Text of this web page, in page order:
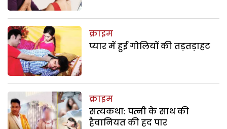
क्राइम
प्यार में हुई गोलियों की तड़तड़ाहट
क्राइम
सत्यकथा: पत्नी के साथ की
हैवानियत की हद पार